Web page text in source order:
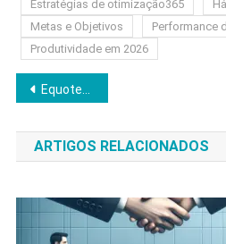
Estratégias de otimização365
Metas e Objetivos
Performance
Produtividade em 2026
Navegação
de
Post
Equoterapia: 7 Benefícios da Conexão com a Natureza Que Estão Mudando Vidas
ARTIGOS RELACIONADOS